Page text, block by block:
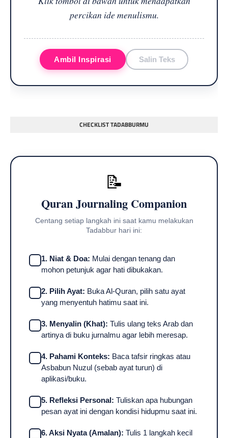
percikan ide menulismu.
Ambil Inspirasi Salin Teks
CHECKLIST TADABBURMU
📝
Quran Journaling Companion
Centang setiap langkah ini saat kamu melakukan
Tadabbur hari ini:
1. Niat & Doa: Mulai dengan tenang dan
mohon petunjuk agar hati dibukakan.
2. Pilih Ayat: Buka Al-Quran, pilih satu ayat
yang menyentuh hatimu saat ini.
3. Menyalin (Khat): Tulis ulang teks Arab dan
artinya di buku jurnalmu agar lebih meresap.
4. Pahami Konteks: Baca tafsir ringkas atau
Asbabun Nuzul (sebab ayat turun) di
aplikasi/buku.
5. Refleksi Personal: Tuliskan apa hubungan
pesan ayat ini dengan kondisi hidupmu saat ini.
6. Aksi Nyata (Amalan): Tulis 1 langkah kecil